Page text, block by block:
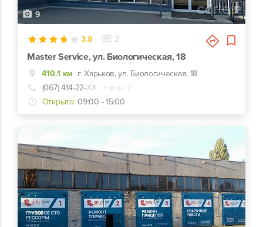
9
3.8 2
Master Service, ул. Биологическая, 18
410.1 км г. Харьков, ул. Биологическая, 18
(067) 414-22-ХХ
+ еще 2
Открыто: 09:00 - 15:00